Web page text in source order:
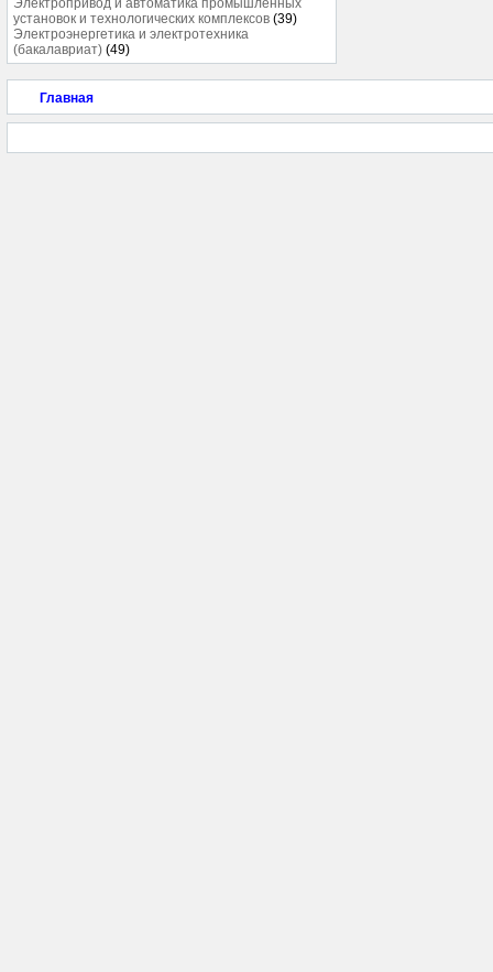
Электропривод и автоматика промышленных
установок и технологических комплексов (39)
Электроэнергетика и электротехника
(бакалавриат) (49)
Главная